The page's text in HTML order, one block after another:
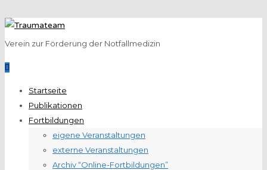
Verein zur Förderung der Notfallmedizin
Startseite
Publikationen
Fortbildungen
eigene Veranstaltungen
externe Veranstaltungen
Archiv “Online-Fortbildungen”